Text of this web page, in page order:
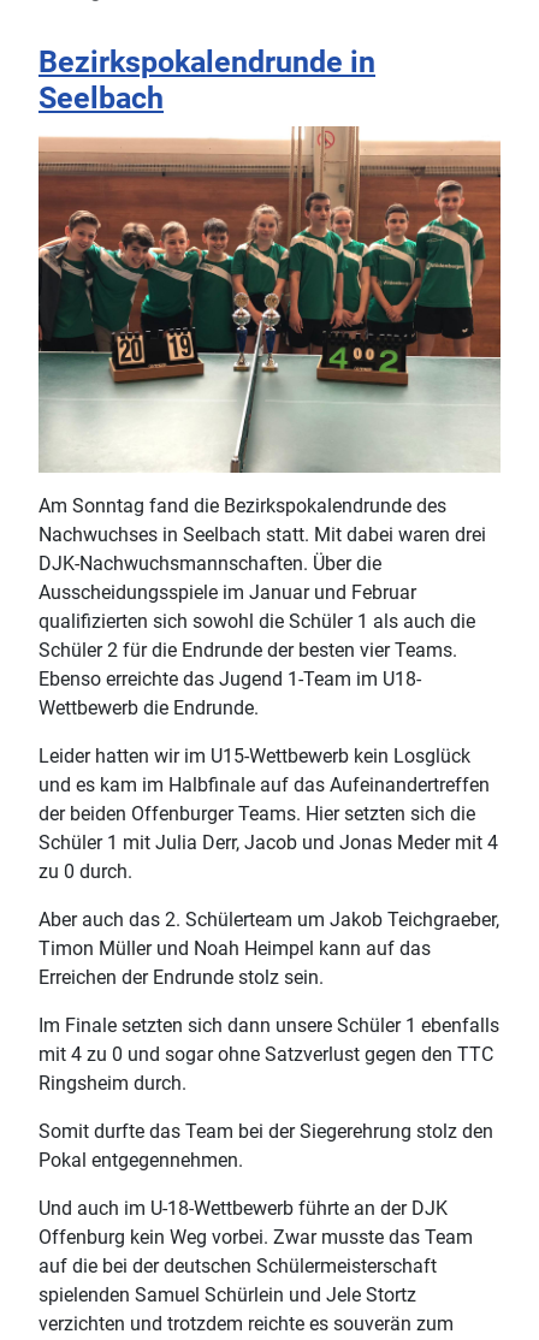
Bezirkspokalendrunde in
Seelbach
Am Sonntag fand die Bezirkspokalendrunde des
Nachwuchses in Seelbach statt. Mit dabei waren drei
DJK-Nachwuchsmannschaften. Über die
Ausscheidungsspiele im Januar und Februar
qualifizierten sich sowohl die Schüler 1 als auch die
Schüler 2 für die Endrunde der besten vier Teams.
Ebenso erreichte das Jugend 1-Team im U18-
Wettbewerb die Endrunde.
Leider hatten wir im U15-Wettbewerb kein Losglück
und es kam im Halbfinale auf das Aufeinandertreffen
der beiden Offenburger Teams. Hier setzten sich die
Schüler 1 mit Julia Derr, Jacob und Jonas Meder mit 4
zu 0 durch.
Aber auch das 2. Schülerteam um Jakob Teichgraeber,
Timon Müller und Noah Heimpel kann auf das
Erreichen der Endrunde stolz sein.
Im Finale setzten sich dann unsere Schüler 1 ebenfalls
mit 4 zu 0 und sogar ohne Satzverlust gegen den TTC
Ringsheim durch.
Somit durfte das Team bei der Siegerehrung stolz den
Pokal entgegennehmen.
Und auch im U-18-Wettbewerb führte an der DJK
Offenburg kein Weg vorbei. Zwar musste das Team
auf die bei der deutschen Schülermeisterschaft
spielenden Samuel Schürlein und Jele Stortz
verzichten und trotzdem reichte es souverän zum